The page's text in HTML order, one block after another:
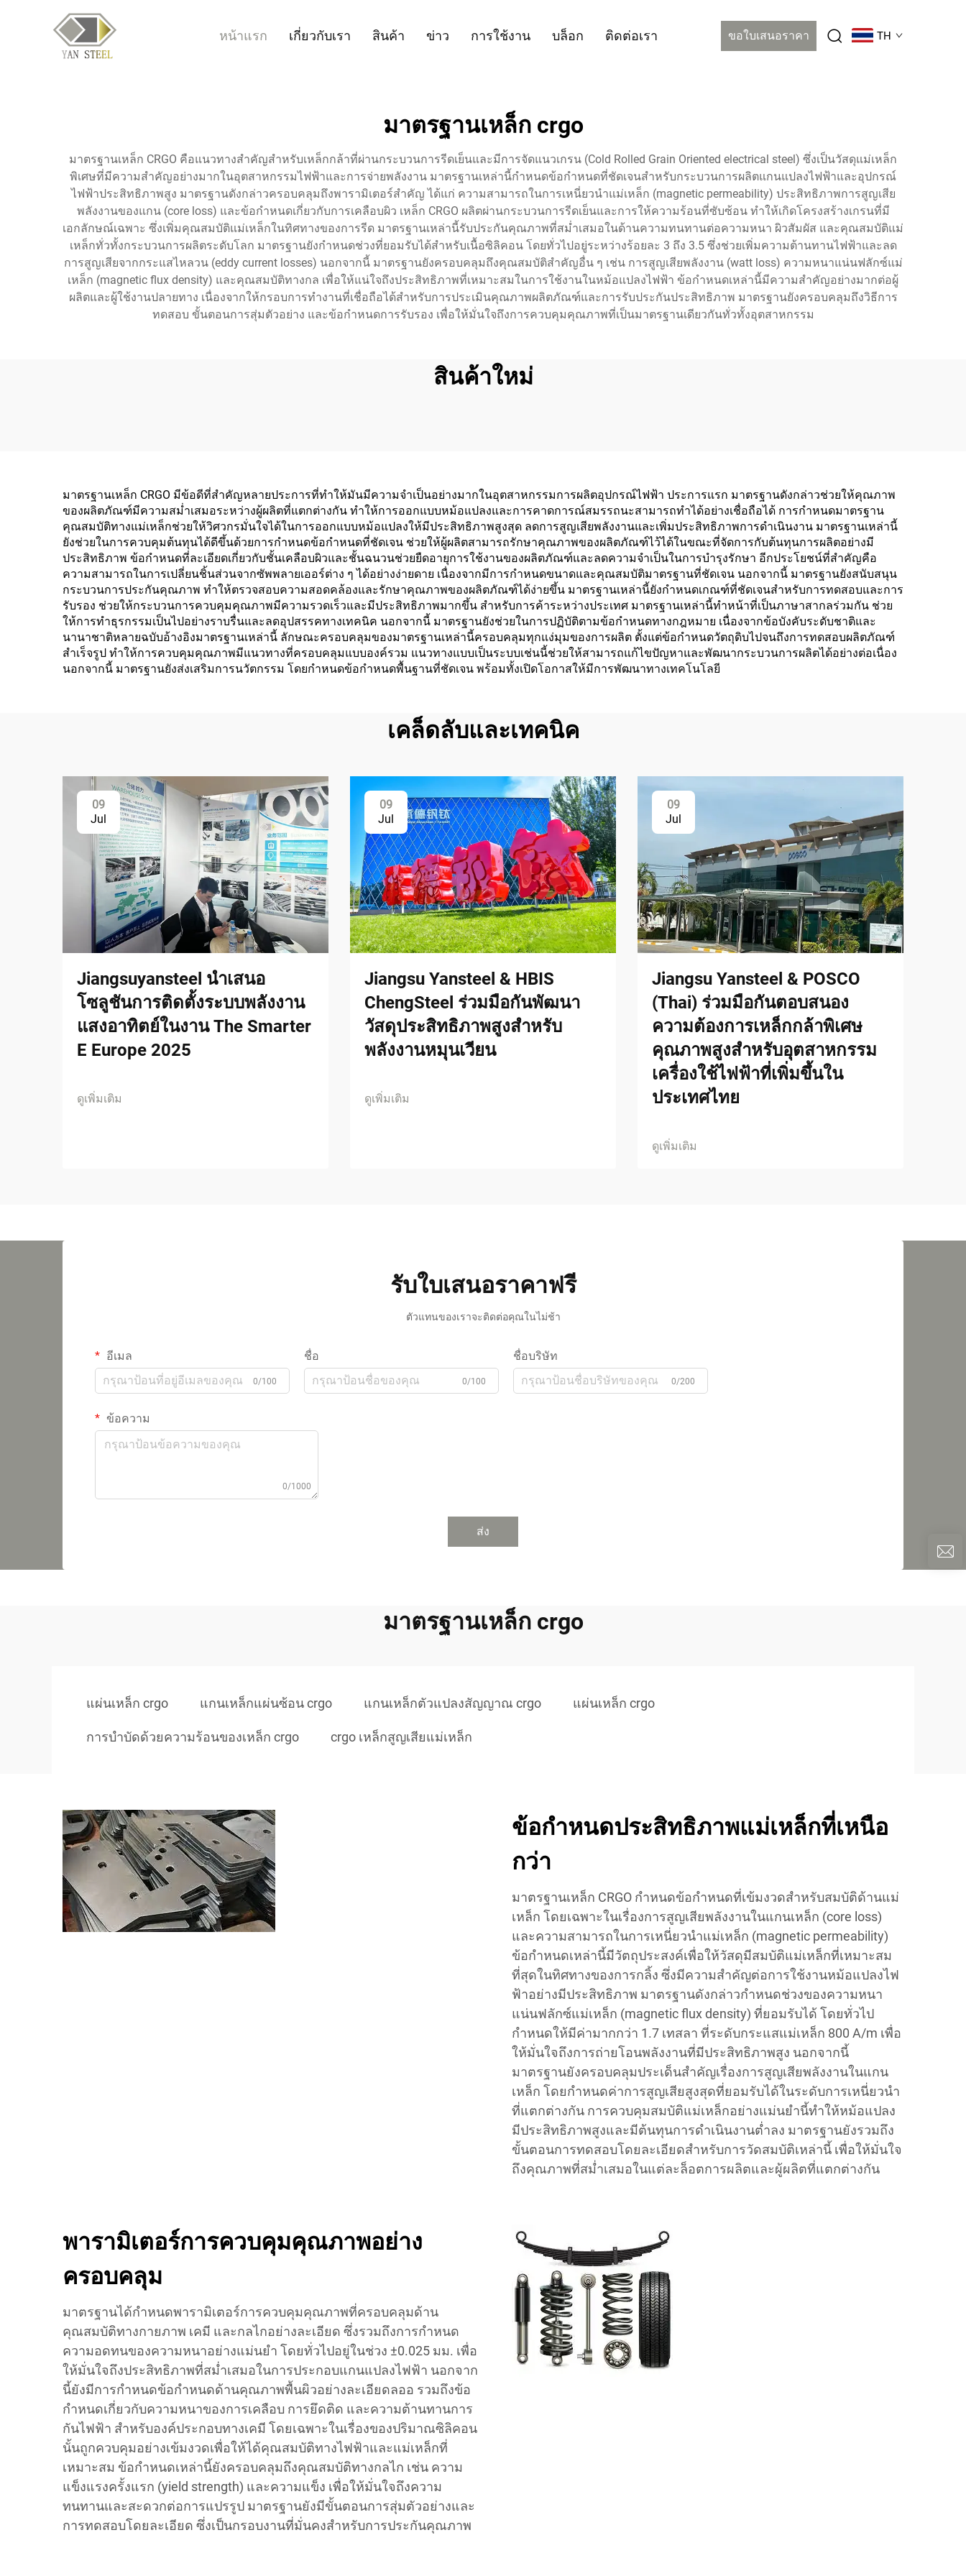
หน้าแรก เกี่ยวกับเรา สินค้า ข่าว การใช้งาน บล็อก ติดต่อเรา ขอใบเสนอราคา TH
มาตรฐานเหล็ก crgo
มาตรฐานเหล็ก CRGO คือแนวทางสำคัญสำหรับเหล็กกล้าที่ผ่านกระบวนการรีดเย็นและมีการจัดแนวเกรน (Cold Rolled Grain Oriented electrical steel) ซึ่งเป็นวัสดุแม่เหล็ก
พิเศษที่มีความสำคัญอย่างมากในอุตสาหกรรมไฟฟ้าและการจ่ายพลังงาน มาตรฐานเหล่านี้กำหนดข้อกำหนดที่ชัดเจนสำหรับกระบวนการผลิตแกนแปลงไฟฟ้าและอุปกรณ์
ไฟฟ้าประสิทธิภาพสูง มาตรฐานดังกล่าวครอบคลุมถึงพารามิเตอร์สำคัญ ได้แก่ ความสามารถในการเหนี่ยวนำแม่เหล็ก (magnetic permeability) ประสิทธิภาพการสูญเสีย
พลังงานของแกน (core loss) และข้อกำหนดเกี่ยวกับการเคลือบผิว เหล็ก CRGO ผลิตผ่านกระบวนการรีดเย็นและการให้ความร้อนที่ซับซ้อน ทำให้เกิดโครงสร้างเกรนที่มี
เอกลักษณ์เฉพาะ ซึ่งเพิ่มคุณสมบัติแม่เหล็กในทิศทางของการรีด มาตรฐานเหล่านี้รับประกันคุณภาพที่สม่ำเสมอในด้านความทนทานต่อความหนา ผิวสัมผัส และคุณสมบัติแม่
เหล็กทั่วทั้งกระบวนการผลิตระดับโลก มาตรฐานยังกำหนดช่วงที่ยอมรับได้สำหรับเนื้อซิลิคอน โดยทั่วไปอยู่ระหว่างร้อยละ 3 ถึง 3.5 ซึ่งช่วยเพิ่มความต้านทานไฟฟ้าและลด
การสูญเสียจากกระแสไหลวน (eddy current losses) นอกจากนี้ มาตรฐานยังครอบคลุมถึงคุณสมบัติสำคัญอื่น ๆ เช่น การสูญเสียพลังงาน (watt loss) ความหนาแน่นฟลักซ์แม่
เหล็ก (magnetic flux density) และคุณสมบัติทางกล เพื่อให้แน่ใจถึงประสิทธิภาพที่เหมาะสมในการใช้งานในหม้อแปลงไฟฟ้า ข้อกำหนดเหล่านี้มีความสำคัญอย่างมากต่อผู้
ผลิตและผู้ใช้งานปลายทาง เนื่องจากให้กรอบการทำงานที่เชื่อถือได้สำหรับการประเมินคุณภาพผลิตภัณฑ์และการรับประกันประสิทธิภาพ มาตรฐานยังครอบคลุมถึงวิธีการ
ทดสอบ ขั้นตอนการสุ่มตัวอย่าง และข้อกำหนดการรับรอง เพื่อให้มั่นใจถึงการควบคุมคุณภาพที่เป็นมาตรฐานเดียวกันทั่วทั้งอุตสาหกรรม
สินค้าใหม่
มาตรฐานเหล็ก CRGO มีข้อดีที่สำคัญหลายประการที่ทำให้มันมีความจำเป็นอย่างมากในอุตสาหกรรมการผลิตอุปกรณ์ไฟฟ้า ประการแรก มาตรฐานดังกล่าวช่วยให้คุณภาพ
ของผลิตภัณฑ์มีความสม่ำเสมอระหว่างผู้ผลิตที่แตกต่างกัน ทำให้การออกแบบหม้อแปลงและการคาดการณ์สมรรถนะสามารถทำได้อย่างเชื่อถือได้ การกำหนดมาตรฐาน
คุณสมบัติทางแม่เหล็กช่วยให้วิศวกรมั่นใจได้ในการออกแบบหม้อแปลงให้มีประสิทธิภาพสูงสุด ลดการสูญเสียพลังงานและเพิ่มประสิทธิภาพการดำเนินงาน มาตรฐานเหล่านี้
ยังช่วยในการควบคุมต้นทุนได้ดีขึ้นด้วยการกำหนดข้อกำหนดที่ชัดเจน ช่วยให้ผู้ผลิตสามารถรักษาคุณภาพของผลิตภัณฑ์ไว้ได้ในขณะที่จัดการกับต้นทุนการผลิตอย่างมี
ประสิทธิภาพ ข้อกำหนดที่ละเอียดเกี่ยวกับชั้นเคลือบผิวและชั้นฉนวนช่วยยืดอายุการใช้งานของผลิตภัณฑ์และลดความจำเป็นในการบำรุงรักษา อีกประโยชน์ที่สำคัญคือ
ความสามารถในการเปลี่ยนชิ้นส่วนจากซัพพลายเออร์ต่าง ๆ ได้อย่างง่ายดาย เนื่องจากมีการกำหนดขนาดและคุณสมบัติมาตรฐานที่ชัดเจน นอกจากนี้ มาตรฐานยังสนับสนุน
กระบวนการประกันคุณภาพ ทำให้ตรวจสอบความสอดคล้องและรักษาคุณภาพของผลิตภัณฑ์ได้ง่ายขึ้น มาตรฐานเหล่านี้ยังกำหนดเกณฑ์ที่ชัดเจนสำหรับการทดสอบและการ
รับรอง ช่วยให้กระบวนการควบคุมคุณภาพมีความรวดเร็วและมีประสิทธิภาพมากขึ้น สำหรับการค้าระหว่างประเทศ มาตรฐานเหล่านี้ทำหน้าที่เป็นภาษาสากลร่วมกัน ช่วย
ให้การทำธุรกรรมเป็นไปอย่างราบรื่นและลดอุปสรรคทางเทคนิค นอกจากนี้ มาตรฐานยังช่วยในการปฏิบัติตามข้อกำหนดทางกฎหมาย เนื่องจากข้อบังคับระดับชาติและ
นานาชาติหลายฉบับอ้างอิงมาตรฐานเหล่านี้ ลักษณะครอบคลุมของมาตรฐานเหล่านี้ครอบคลุมทุกแง่มุมของการผลิต ตั้งแต่ข้อกำหนดวัตถุดิบไปจนถึงการทดสอบผลิตภัณฑ์
สำเร็จรูป ทำให้การควบคุมคุณภาพมีแนวทางที่ครอบคลุมแบบองค์รวม แนวทางแบบเป็นระบบเช่นนี้ช่วยให้สามารถแก้ไขปัญหาและพัฒนากระบวนการผลิตได้อย่างต่อเนื่อง
นอกจากนี้ มาตรฐานยังส่งเสริมการนวัตกรรม โดยกำหนดข้อกำหนดพื้นฐานที่ชัดเจน พร้อมทั้งเปิดโอกาสให้มีการพัฒนาทางเทคโนโลยี
เคล็ดลับและเทคนิค
09
Jul
Jiangsuyansteel นำเสนอ
โซลูชันการติดตั้งระบบพลังงาน
แสงอาทิตย์ในงาน The Smarter
E Europe 2025
ดูเพิ่มเติม
09
Jul
Jiangsu Yansteel & HBIS
ChengSteel ร่วมมือกันพัฒนา
วัสดุประสิทธิภาพสูงสำหรับ
พลังงานหมุนเวียน
ดูเพิ่มเติม
09
Jul
Jiangsu Yansteel & POSCO
(Thai) ร่วมมือกันตอบสนอง
ความต้องการเหล็กกล้าพิเศษ
คุณภาพสูงสำหรับอุตสาหกรรม
เครื่องใช้ไฟฟ้าที่เพิ่มขึ้นใน
ประเทศไทย
ดูเพิ่มเติม
รับใบเสนอราคาฟรี
ตัวแทนของเราจะติดต่อคุณในไม่ช้า
อีเมล
0/100
ชื่อ
0/100
ชื่อบริษัท
0/200
ข้อความ
0/1000
ส่ง
มาตรฐานเหล็ก crgo
แผ่นเหล็ก crgo แกนเหล็กแผ่นซ้อน crgo แกนเหล็กตัวแปลงสัญญาณ crgo แผ่นเหล็ก crgo
การบำบัดด้วยความร้อนของเหล็ก crgo crgo เหล็กสูญเสียแม่เหล็ก
ข้อกำหนดประสิทธิภาพแม่เหล็กที่เหนือ
กว่า
มาตรฐานเหล็ก CRGO กำหนดข้อกำหนดที่เข้มงวดสำหรับสมบัติด้านแม่
เหล็ก โดยเฉพาะในเรื่องการสูญเสียพลังงานในแกนเหล็ก (core loss)
และความสามารถในการเหนี่ยวนำแม่เหล็ก (magnetic permeability)
ข้อกำหนดเหล่านี้มีวัตถุประสงค์เพื่อให้วัสดุมีสมบัติแม่เหล็กที่เหมาะสม
ที่สุดในทิศทางของการกลิ้ง ซึ่งมีความสำคัญต่อการใช้งานหม้อแปลงไฟ
ฟ้าอย่างมีประสิทธิภาพ มาตรฐานดังกล่าวกำหนดช่วงของความหนา
แน่นฟลักซ์แม่เหล็ก (magnetic flux density) ที่ยอมรับได้ โดยทั่วไป
กำหนดให้มีค่ามากกว่า 1.7 เทสลา ที่ระดับกระแสแม่เหล็ก 800 A/m เพื่อ
ให้มั่นใจถึงการถ่ายโอนพลังงานที่มีประสิทธิภาพสูง นอกจากนี้
มาตรฐานยังครอบคลุมประเด็นสำคัญเรื่องการสูญเสียพลังงานในแกน
เหล็ก โดยกำหนดค่าการสูญเสียสูงสุดที่ยอมรับได้ในระดับการเหนี่ยวนำ
ที่แตกต่างกัน การควบคุมสมบัติแม่เหล็กอย่างแม่นยำนี้ทำให้หม้อแปลง
มีประสิทธิภาพสูงและมีต้นทุนการดำเนินงานต่ำลง มาตรฐานยังรวมถึง
ขั้นตอนการทดสอบโดยละเอียดสำหรับการวัดสมบัติเหล่านี้ เพื่อให้มั่นใจ
ถึงคุณภาพที่สม่ำเสมอในแต่ละล็อตการผลิตและผู้ผลิตที่แตกต่างกัน
พารามิเตอร์การควบคุมคุณภาพอย่าง
ครอบคลุม
มาตรฐานได้กำหนดพารามิเตอร์การควบคุมคุณภาพที่ครอบคลุมด้าน
คุณสมบัติทางกายภาพ เคมี และกลไกอย่างละเอียด ซึ่งรวมถึงการกำหนด
ความอดทนของความหนาอย่างแม่นยำ โดยทั่วไปอยู่ในช่วง ±0.025 มม. เพื่อ
ให้มั่นใจถึงประสิทธิภาพที่สม่ำเสมอในการประกอบแกนแปลงไฟฟ้า นอกจาก
นี้ยังมีการกำหนดข้อกำหนดด้านคุณภาพพื้นผิวอย่างละเอียดลออ รวมถึงข้อ
กำหนดเกี่ยวกับความหนาของการเคลือบ การยึดติด และความต้านทานการ
กันไฟฟ้า สำหรับองค์ประกอบทางเคมี โดยเฉพาะในเรื่องของปริมาณซิลิคอน
นั้นถูกควบคุมอย่างเข้มงวดเพื่อให้ได้คุณสมบัติทางไฟฟ้าและแม่เหล็กที่
เหมาะสม ข้อกำหนดเหล่านี้ยังครอบคลุมถึงคุณสมบัติทางกลไก เช่น ความ
แข็งแรงครั้งแรก (yield strength) และความแข็ง เพื่อให้มั่นใจถึงความ
ทนทานและสะดวกต่อการแปรรูป มาตรฐานยังมีขั้นตอนการสุ่มตัวอย่างและ
การทดสอบโดยละเอียด ซึ่งเป็นกรอบงานที่มั่นคงสำหรับการประกันคุณภาพ